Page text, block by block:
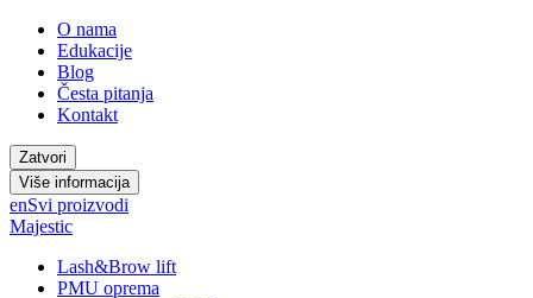
O nama
Edukacije
Blog
Česta pitanja
Kontakt
Zatvori
Više informacija
enSvi proizvodi
Majestic
Lash&Brow lift
PMU oprema